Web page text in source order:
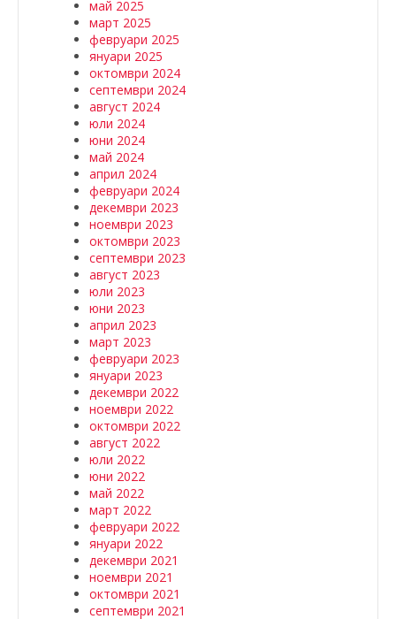
май 2025
март 2025
февруари 2025
януари 2025
октомври 2024
септември 2024
август 2024
юли 2024
юни 2024
май 2024
април 2024
февруари 2024
декември 2023
ноември 2023
октомври 2023
септември 2023
август 2023
юли 2023
юни 2023
април 2023
март 2023
февруари 2023
януари 2023
декември 2022
ноември 2022
октомври 2022
август 2022
юли 2022
юни 2022
май 2022
март 2022
февруари 2022
януари 2022
декември 2021
ноември 2021
октомври 2021
септември 2021